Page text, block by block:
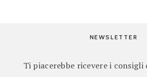
NEWSLETTER
Ti piacerebbe ricevere i consigli